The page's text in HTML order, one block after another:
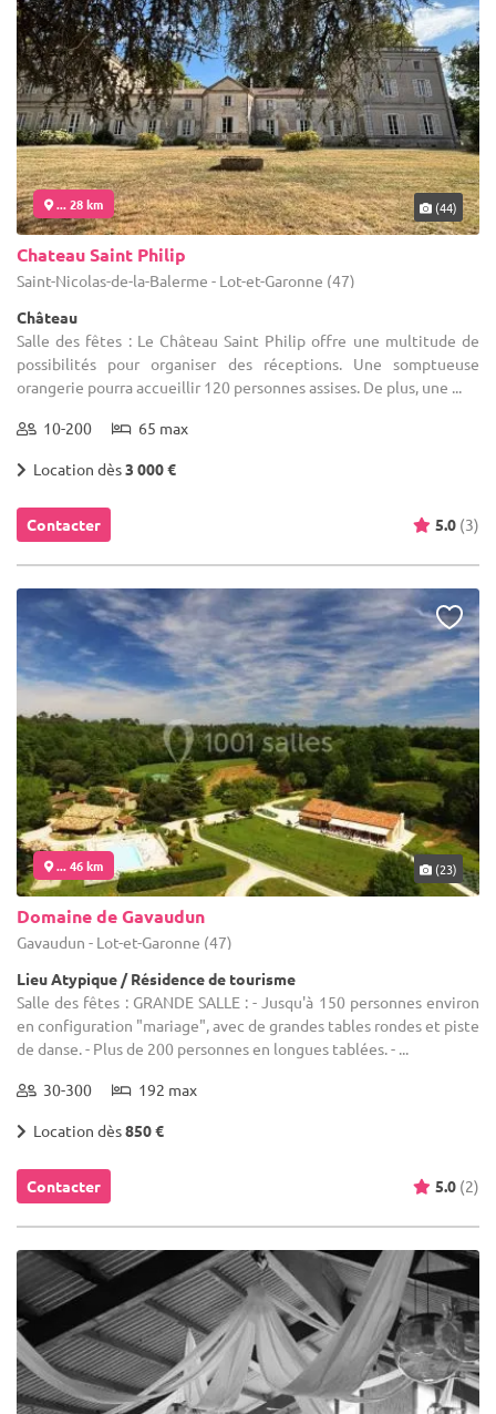
... 28 km (44)
Chateau Saint Philip
Saint-Nicolas-de-la-Balerme - Lot-et-Garonne (47)
Château
Salle des fêtes : Le Château Saint Philip offre une multitude de
possibilités pour organiser des réceptions. Une somptueuse
orangerie pourra accueillir 120 personnes assises. De plus, une ...
10-200 65 max
Location dès3 000 €
Contacter 5.0 (3)
... 46 km (23)
Domaine de Gavaudun
Gavaudun - Lot-et-Garonne (47)
Lieu Atypique / Résidence de tourisme
Salle des fêtes : GRANDE SALLE : - Jusqu'à 150 personnes environ
en configuration "mariage", avec de grandes tables rondes et piste
de danse. - Plus de 200 personnes en longues tablées. - ...
30-300 192 max
Location dès850 €
Contacter 5.0 (2)